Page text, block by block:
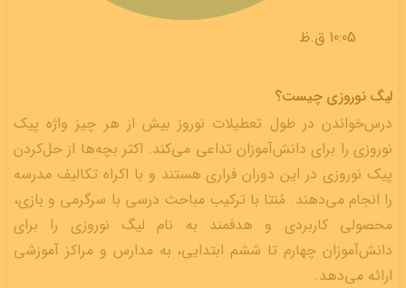
10:05 ق.ظ
لیگ نوروزی چیست؟
درس‌خواندن در طول تعطیلات نوروز بیش از هر چیز واژه پیک
نوروزی را برای دانش‌آموزان تداعی می‌کند. اکثر بچه‌ها از حل‌کردن
پیک نوروزی در این دوران فراری هستند و با اکراه تکالیف مدرسه
را انجام می‌دهند. مُنتا با ترکیب مباحث درسی با سرگرمی و بازی،
محصولی کاربردی و هدفمند به نام لیگ نوروزی را برای
دانش‌آموزان چهارم تا ششم ابتدایی، به مدارس و مراکز آموزشی
ارائه می‌دهد.